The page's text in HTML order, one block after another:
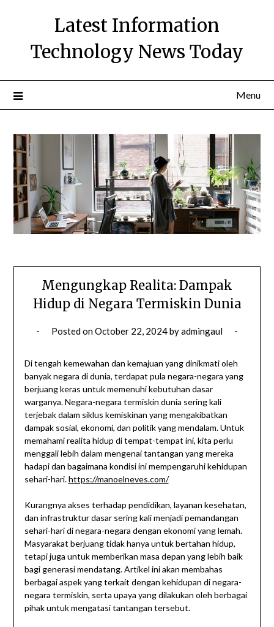
Latest Information
Technology News Today
Menu
Mengungkap Realita: Dampak
Hidup di Negara Termiskin Dunia
Posted onOctober 22, 2024byadmingaul
Di tengah kemewahan dan kemajuan yang dinikmati oleh
banyak negara di dunia, terdapat pula negara-negara yang
berjuang keras untuk memenuhi kebutuhan dasar
warganya. Negara-negara termiskin dunia sering kali
terjebak dalam siklus kemiskinan yang mengakibatkan
dampak sosial, ekonomi, dan politik yang mendalam. Untuk
memahami realita hidup di tempat-tempat ini, kita perlu
menggali lebih dalam mengenai tantangan yang mereka
hadapi dan bagaimana kondisi ini mempengaruhi kehidupan
sehari-hari.https://manoelneves.com/
Kurangnya akses terhadap pendidikan, layanan kesehatan,
dan infrastruktur dasar sering kali menjadi pemandangan
sehari-hari di negara-negara dengan ekonomi yang lemah.
Masyarakat berjuang tidak hanya untuk bertahan hidup,
tetapi juga untuk memberikan masa depan yang lebih baik
bagi generasi mendatang. Artikel ini akan membahas
berbagai aspek yang terkait dengan kehidupan di negara-
negara termiskin, serta upaya yang dilakukan oleh berbagai
pihak untuk mengatasi tantangan tersebut.